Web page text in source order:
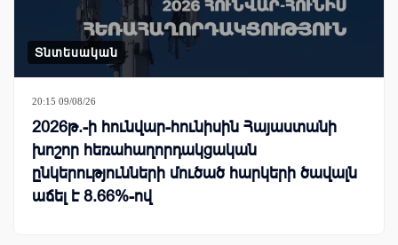
Տնտեսական
20:15 09/08/26
2026թ.-ի հունվար-հունիսին Հայաստանի
խոշոր հեռահաղորդակցական
ընկերությունների մուծած հարկերի ծավալն
աճել է 8.66%-ով